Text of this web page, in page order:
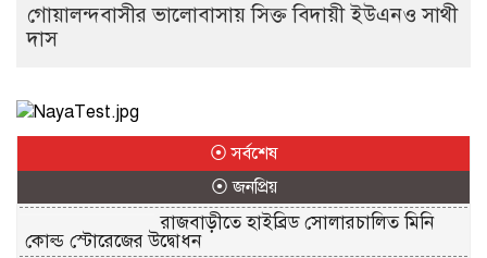
গোয়ালন্দবাসীর ভালোবাসায় সিক্ত বিদায়ী ইউএনও সাথী
দাস
⦿ সর্বশেষ
⦿ জনপ্রিয়
রাজবাড়ীতে হাইব্রিড সোলারচালিত মিনি
কোল্ড স্টোরেজের উদ্বোধন